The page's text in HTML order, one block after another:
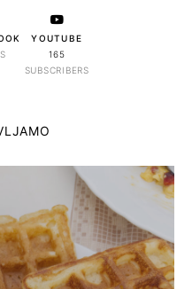
YOUTUBE
165
SUBSCRIBERS